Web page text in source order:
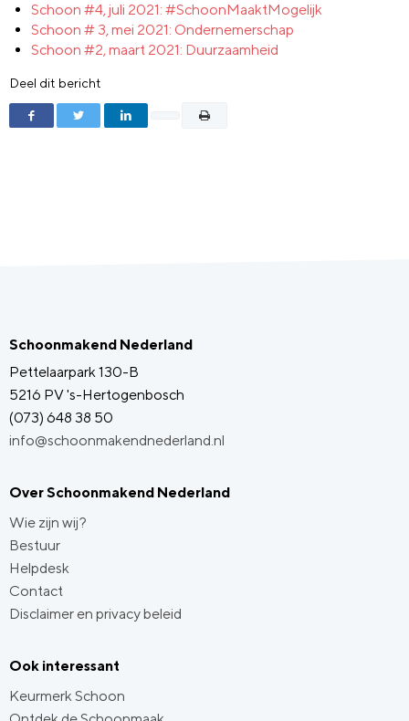
Schoon #4, juli 2021: #SchoonMaaktMogelijk
Schoon # 3, mei 2021: Ondernemerschap
Schoon #2, maart 2021: Duurzaamheid
Deel dit bericht
Schoonmakend Nederland
Pettelaarpark 130-B
5216 PV 's-Hertogenbosch
(073) 648 38 50
info@schoonmakendnederland.nl
Over Schoonmakend Nederland
Wie zijn wij?
Bestuur
Helpdesk
Contact
Disclaimer en privacy beleid
Ook interessant
Keurmerk Schoon